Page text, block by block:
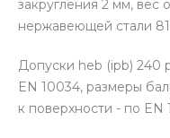
закругления 2 мм, вес
нержавеющей стали
Допуски heb (ipb) 240
EN 10034, размеры
к поверхности - по EN